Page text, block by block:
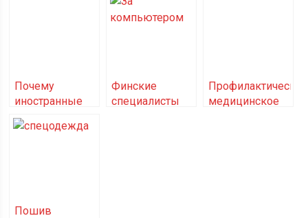
Почему
иностранные
языки лучше
изучать с
Финские
специалисты
Профилактическое
медицинское
Пошив